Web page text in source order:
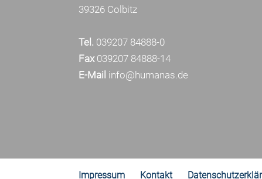
39326 Colbitz
Tel. 039207 84888-0
Fax039207 84888-14
E-Mail info@humanas.de
Impressum Kontakt